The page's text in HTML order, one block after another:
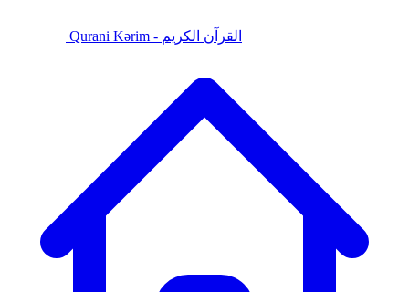
Qurani Kərim - القرآن الكريم